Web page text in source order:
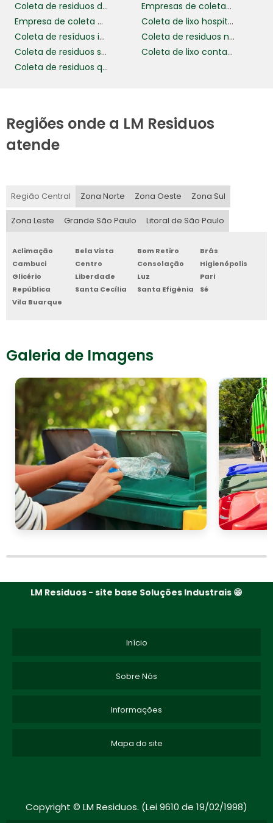
Coleta de residuos de saude
Empresas de coletas de residuos
Empresa de coleta de resíduos
Coleta de lixo hospitalar
Coleta de resíduos industriais
Coleta de residuos não perigosos
Coleta de residuos sólidos
Coleta de lixo contaminado
Coleta de residuos químicos
Regiões onde a LM Residuos
atende
Região Central Zona Norte Zona Oeste Zona Sul
Zona Leste Grande São Paulo Litoral de São Paulo
Aclimação Bela Vista Bom Retiro
Brás
Cambuci
Centro Consolação
Higienópolis
Glicério
Liberdade Luz
Pari
República
Santa Cecília Santa Efigênia
Sé
Vila Buarque
Galeria de Imagens
LM Residuos - site base Soluções Industrais 😁
Início
Sobre Nós
Informações
Mapa do site
Copyright © LM Residuos. (Lei 9610 de 19/02/1998)